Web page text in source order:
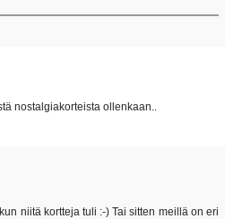
nostalgiakorteista ollenkaan..
niitä kortteja tuli :-) Tai sitten meillä on eri